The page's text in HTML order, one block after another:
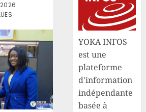
YOKA INFOS
est une
plateforme
d'information
indépendante
basée à